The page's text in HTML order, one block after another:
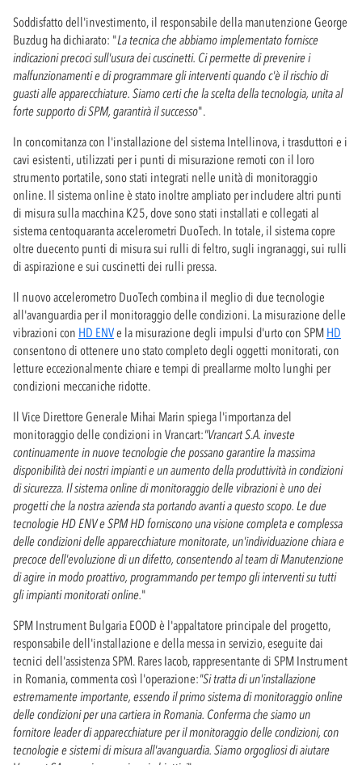
Soddisfatto dell'investimento, il responsabile della manutenzione George
Buzdug ha dichiarato: "La tecnica che abbiamo implementato fornisce
indicazioni precoci sull'usura dei cuscinetti. Ci permette di prevenire i
malfunzionamenti e di programmare gli interventi quando c'è il rischio di
guasti alle apparecchiature. Siamo certi che la scelta della tecnologia, unita al
forte supporto di SPM, garantirà il successo".
In concomitanza con l'installazione del sistema Intellinova, i trasduttori e i
cavi esistenti, utilizzati per i punti di misurazione remoti con il loro
strumento portatile, sono stati integrati nelle unità di monitoraggio
online. Il sistema online è stato inoltre ampliato per includere altri punti
di misura sulla macchina K25, dove sono stati installati e collegati al
sistema centoquaranta accelerometri DuoTech. In totale, il sistema copre
oltre duecento punti di misura sui rulli di feltro, sugli ingranaggi, sui rulli
di aspirazione e sui cuscinetti dei rulli pressa.
Il nuovo accelerometro DuoTech combina il meglio di due tecnologie
all'avanguardia per il monitoraggio delle condizioni. La misurazione delle
vibrazioni con HD ENVe la misurazione degli impulsi d'urto con SPM HD
consentono di ottenere uno stato completo degli oggetti monitorati, con
letture eccezionalmente chiare e tempi di preallarme molto lunghi per
condizioni meccaniche ridotte.
Il Vice Direttore Generale Mihai Marin spiega l'importanza del
monitoraggio delle condizioni in Vrancart:"Vrancart S.A. investe
continuamente in nuove tecnologie che possano garantire la massima
disponibilità dei nostri impianti e un aumento della produttività in condizioni
di sicurezza. Il sistema online di monitoraggio delle vibrazioni è uno dei
progetti che la nostra azienda sta portando avanti a questo scopo. Le due
tecnologie HD ENV e SPM HD forniscono una visione completa e complessa
delle condizioni delle apparecchiature monitorate, un'individuazione chiara e
precoce dell'evoluzione di un difetto, consentendo al team di Manutenzione
di agire in modo proattivo, programmando per tempo gli interventi su tutti
gli impianti monitorati online."
SPM Instrument Bulgaria EOOD è l'appaltatore principale del progetto,
responsabile dell'installazione e della messa in servizio, eseguite dai
tecnici dell'assistenza SPM. Rares Iacob, rappresentante di SPM Instrument
in Romania, commenta così l'operazione:"Si tratta di un'installazione
estremamente importante, essendo il primo sistema di monitoraggio online
delle condizioni per una cartiera in Romania. Conferma che siamo un
fornitore leader di apparecchiature per il monitoraggio delle condizioni, con
tecnologie e sistemi di misura all'avanguardia. Siamo orgogliosi di aiutare